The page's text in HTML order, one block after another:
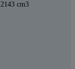
2143 cm3